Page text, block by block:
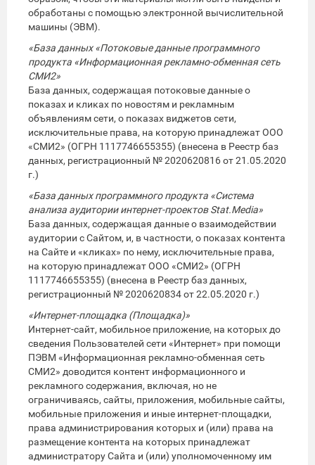
обработаны с помощью электронной вычислительной
машины (ЭВМ).
«База данных «Потоковые данные программного
продукта «Информационная рекламно-обменная сеть
СМИ2»
База данных, содержащая потоковые данные о
показах и кликах по новостям и рекламным
объявлениям сети, о показах виджетов сети,
исключительные права, на которую принадлежат ООО
«СМИ2» (ОГРН 1117746655355) (внесена в Реестр баз
данных, регистрационный № 2020620816 от 21.05.2020
г.)
«База данных программного продукта «Система
анализа аудитории интернет-проектов Stat.Media»
База данных, содержащая данные о взаимодействии
аудитории с Сайтом, и, в частности, о показах контента
на Сайте и «кликах» по нему, исключительные права,
на которую принадлежат ООО «СМИ2» (ОГРН
1117746655355) (внесена в Реестр баз данных,
регистрационный № 2020620834 от 22.05.2020 г.)
«Интернет-площадка (Площадка)»
Интернет-сайт, мобильное приложение, на которых до
сведения Пользователей сети «Интернет» при помощи
ПЭВМ «Информационная рекламно-обменная сеть
СМИ2» доводится контент информационного и
рекламного содержания, включая, но не
ограничиваясь, сайты, приложения, мобильные сайты,
мобильные приложения и иные интернет-площадки,
права администрирования которых и (или) права на
размещение контента на которых принадлежат
администратору Сайта и (или) уполномоченному им